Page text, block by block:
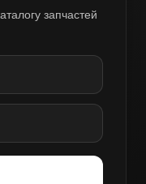
запчастей